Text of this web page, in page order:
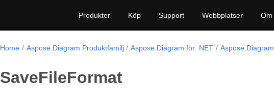
Produkter Köp Support Webbplatser Om
Home Aspose.Diagram Produktfamilj Aspose.Diagram för .NET Aspose.Diagram
SaveFileFormat